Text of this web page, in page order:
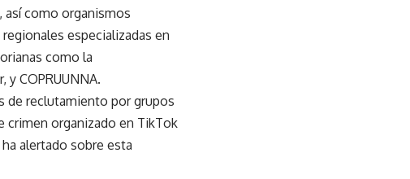
como organismos
especializadas en
como la
COPRUUNNA.
de reclutamiento por grupos
crimen organizado en TikTok
alertado sobre esta